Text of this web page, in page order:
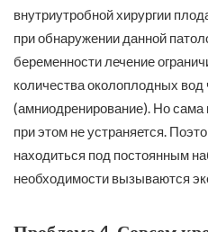
внутриутробной хирургии
при обнаружении данной
беременности лечение
количества околоплодных вод
(амниодренирование). Но сама
при этом не устраняется.
находиться под постоянным
необходимости вызываются